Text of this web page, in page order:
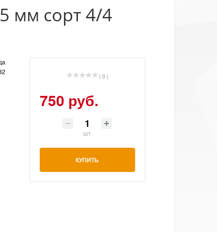
мм сорт 4/4
( 0 )
750 руб.
шт
КУПИТЬ